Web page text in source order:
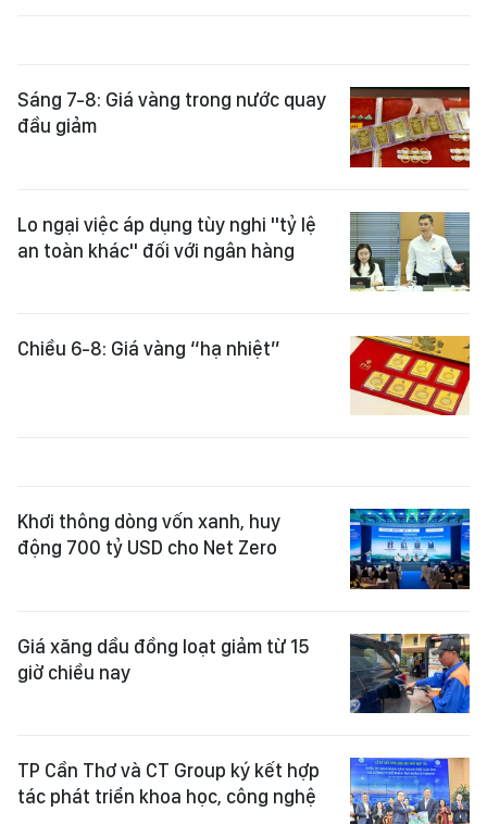
Sáng 7-8: Giá vàng trong nước quay
đầu giảm
Lo ngại việc áp dụng tùy nghi "tỷ lệ
an toàn khác" đối với ngân hàng
Chiều 6-8: Giá vàng “hạ nhiệt”
Khơi thông dòng vốn xanh, huy
động 700 tỷ USD cho Net Zero
Giá xăng dầu đồng loạt giảm từ 15
giờ chiều nay
TP Cần Thơ và CT Group ký kết hợp
tác phát triển khoa học, công nghệ